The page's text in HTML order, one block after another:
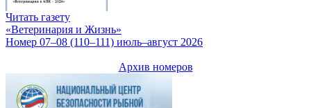
Читать газету
«Ветеринария и Жизнь»
Номер 07–08 (110–111) июль–август 2026
Архив номеров